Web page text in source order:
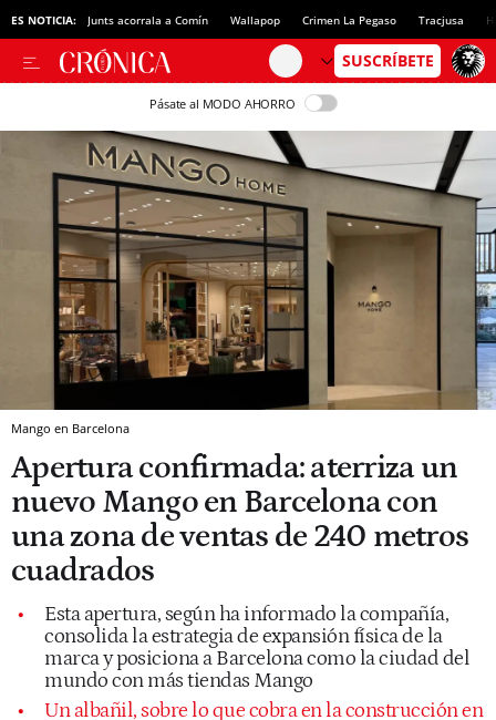
ES NOTICIA: Junts acorrala a Comín Wallapop Crimen La Pegaso Tracjusa
Pásate al MODO AHORRO
Mango en Barcelona
Apertura confirmada: aterriza un
nuevo Mango en Barcelona con
una zona de ventas de 240 metros
cuadrados
Esta apertura, según ha informado la compañía,
consolida la estrategia de expansión física de la
marca y posiciona a Barcelona como la ciudad del
mundo con más tiendas Mango
Un albañil, sobre lo que cobra en la construcción en